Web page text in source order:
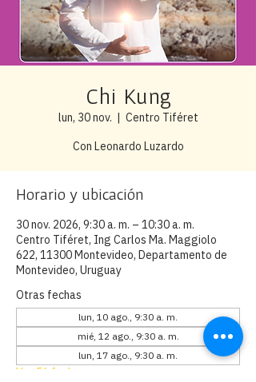
Chi Kung
lun, 30 nov.
  |
Centro Tiféret
Con Leonardo Luzardo
Horario y ubicación
30 nov. 2026, 9:30 a. m. – 10:30 a. m.
Centro Tiféret, Ing Carlos Ma. Maggiolo
622, 11300 Montevideo, Departamento de
Montevideo, Uruguay
Otras fechas
lun, 10 ago., 9:30 a. m.
mié, 12 ago., 9:30 a. m.
lun, 17 ago., 9:30 a. m.
Ver 56 fechas